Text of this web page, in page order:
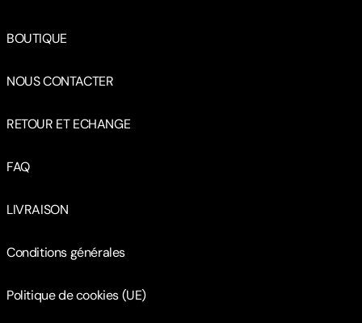
BOUTIQUE
NOUS CONTACTER
RETOUR ET ECHANGE
FAQ
LIVRAISON
Conditions générales
Politique de cookies (UE)